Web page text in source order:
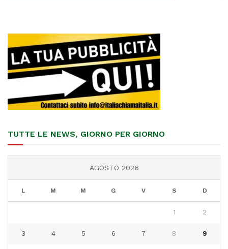
TUTTE LE NEWS, GIORNO PER GIORNO
AGOSTO 2026
L M M G V S D
1 2
3 4 5 6 7 8 9